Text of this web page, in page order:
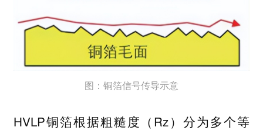
图：铜箔信号传导示意
HVLP铜箔根据粗糙度（Rz）分为多个等